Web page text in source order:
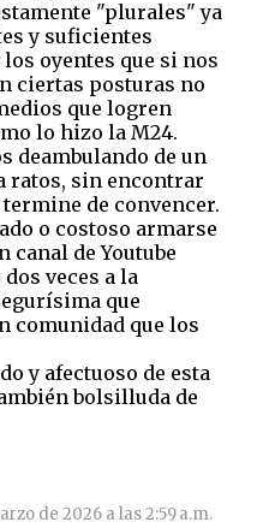
"plurales" ya
y suficientes
oyentes que si nos
ciertas posturas no
que logren
lo hizo la M24.
deambulando de un
ratos, sin encontrar
de convencer.
o costoso armarse
canal de Youtube
veces a la
que
comunidad que los
y afectuoso de esta
bolsilluda de
de 2026 a las 2:59 a.m.